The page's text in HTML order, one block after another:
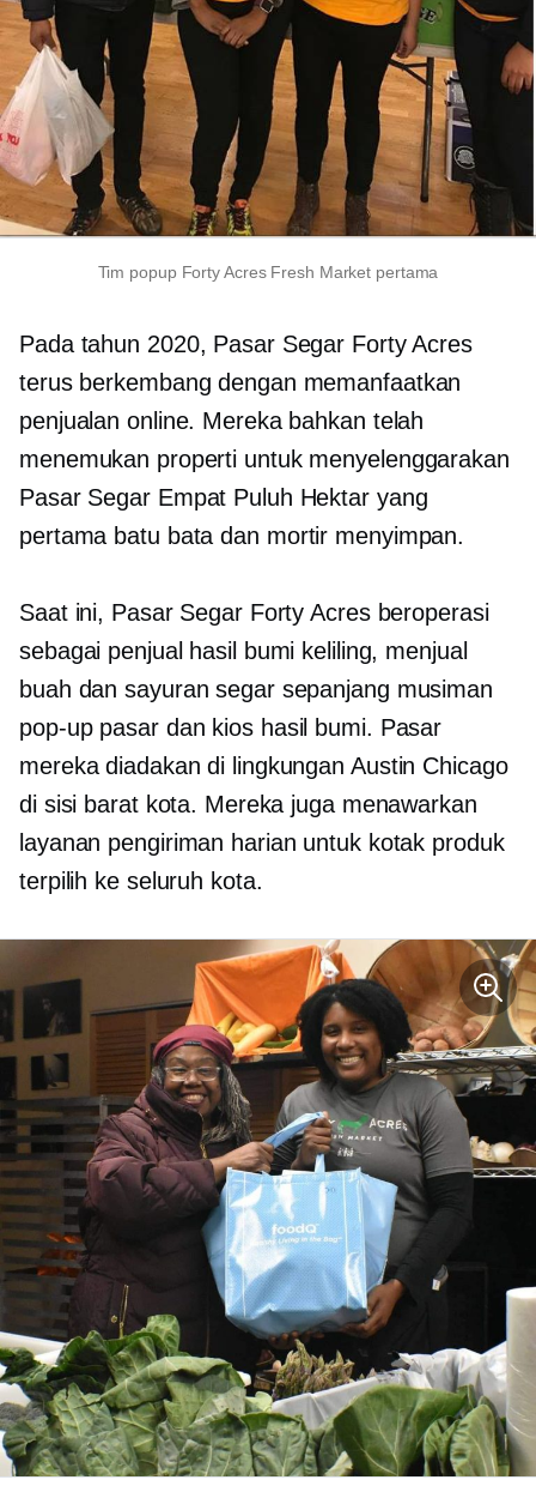
Tim popup Forty Acres Fresh Market pertama
Pada tahun 2020, Pasar Segar Forty Acres
terus berkembang dengan memanfaatkan
penjualan online. Mereka bahkan telah
menemukan properti untuk menyelenggarakan
Pasar Segar Empat Puluh Hektar yang
pertama batu bata dan mortir menyimpan.
Saat ini, Pasar Segar Forty Acres beroperasi
sebagai penjual hasil bumi keliling, menjual
buah dan sayuran segar sepanjang musiman
pop-uppasar dan kios hasil bumi. Pasar
mereka diadakan di lingkungan Austin Chicago
di sisi barat kota. Mereka juga menawarkan
layanan pengiriman harian untuk kotak produk
terpilih ke seluruh kota.